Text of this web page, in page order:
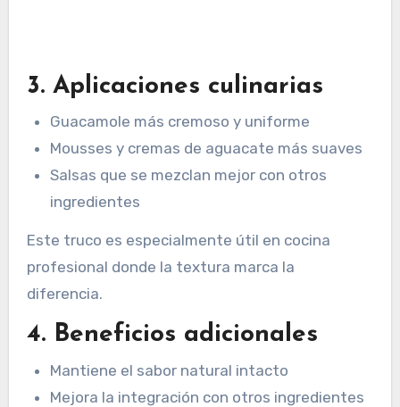
3. Aplicaciones culinarias
Guacamole más cremoso y uniforme
Mousses y cremas de aguacate más suaves
Salsas que se mezclan mejor con otros
ingredientes
Este truco es especialmente útil en cocina
profesional donde la textura marca la
diferencia.
4. Beneficios adicionales
Mantiene el sabor natural intacto
Mejora la integración con otros ingredientes